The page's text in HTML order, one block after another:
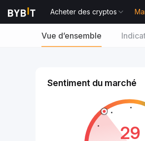
Acheter des cryptos
Vue d’ensemble
Sentiment du marché
29